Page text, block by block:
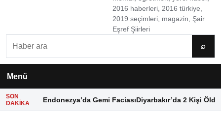
2016 haberleri, 2016 türkiye,
2019 seçimleri, magazin, Şair
Eşref Şiirleri
⌕
Menü
SON
DAKIKA
Endonezya’da Gemi FaciasıDiyarbakır’da 2 Kişi Öldü